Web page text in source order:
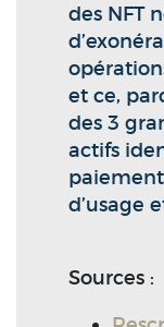
des NFT
et ce,
des 3
actifs
d’usage
Sources :